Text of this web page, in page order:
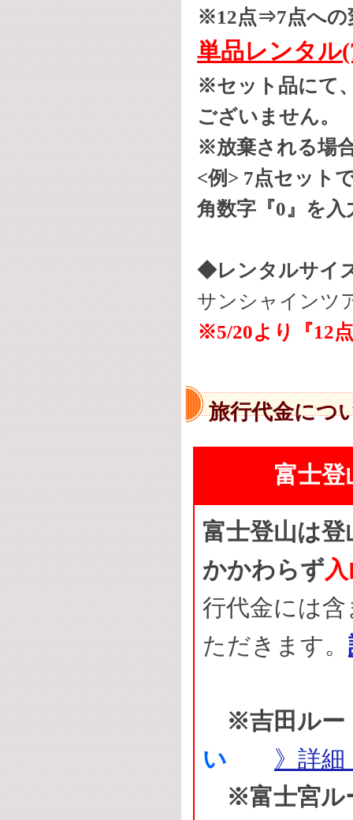
※12点⇒7点への
単品レンタル
※セット品にて
ございません。
※放棄される場
<例> 7点セット
角数字『0』を
◆レンタルサイ
サンシャインツ
※5/20より『12
旅行代金につ
富士登
富士登山は登
かかわらず
行代金には
ただきます。
※吉田ル
い 》詳細
※富士宮